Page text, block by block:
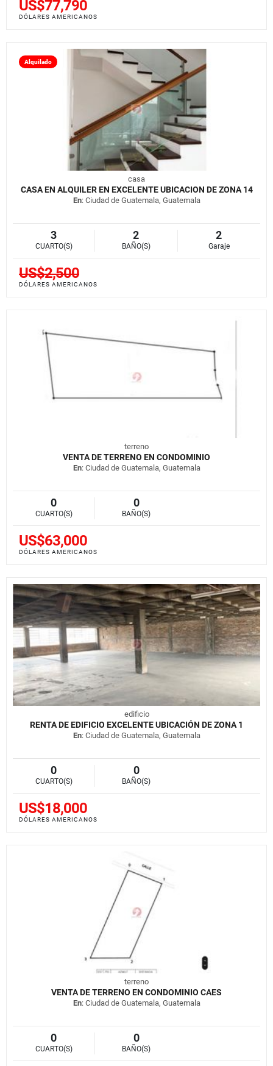
US$77,790
DÓLARES AMERICANOS
Alquilado
casa
CASA EN ALQUILER EN EXCELENTE UBICACION DE ZONA 14
En: Ciudad de Guatemala, Guatemala
3
CUARTO(S)
2
BAÑO(S)
2
Garaje
US$2,500
DÓLARES AMERICANOS
terreno
VENTA DE TERRENO EN CONDOMINIO
En: Ciudad de Guatemala, Guatemala
0
CUARTO(S)
0
BAÑO(S)
US$63,000
DÓLARES AMERICANOS
edificio
RENTA DE EDIFICIO EXCELENTE UBICACIÓN DE ZONA 1
En: Ciudad de Guatemala, Guatemala
0
CUARTO(S)
0
BAÑO(S)
US$18,000
DÓLARES AMERICANOS
terreno
VENTA DE TERRENO EN CONDOMINIO CAES
En: Ciudad de Guatemala, Guatemala
0
CUARTO(S)
0
BAÑO(S)